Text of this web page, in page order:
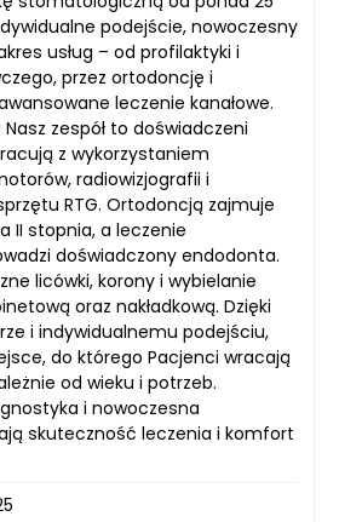
podejście, nowoczesny
usług – od profilaktyki i
przez ortodoncję i
leczenie kanałowe.
zespół to doświadczeni
z wykorzystaniem
radiowizjografii i
RTG. Ortodoncją zajmuje
II stopnia, a leczenie
doświadczony endodonta.
licówki, korony i wybielanie
oraz nakładkową. Dzięki
i indywidualnemu podejściu,
do którego Pacjenci wracają
od wieku i potrzeb.
i nowoczesna
skuteczność leczenia i komfort